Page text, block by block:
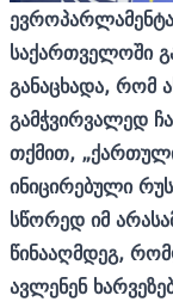
ე
საქართველოში
განაცხადა, რომ
გამჭვირვალედ
თქმით,
ინიცირებული
სწორედ იმ
წინააღმდეგ,
ავლენენ